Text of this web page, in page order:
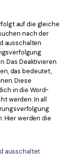
auf die gleiche
nach der
ausschalten
Das Deaktivieren
das bedeutet,
Diese
in die Word-
werden. In all
Hier werden die
ausschaltet